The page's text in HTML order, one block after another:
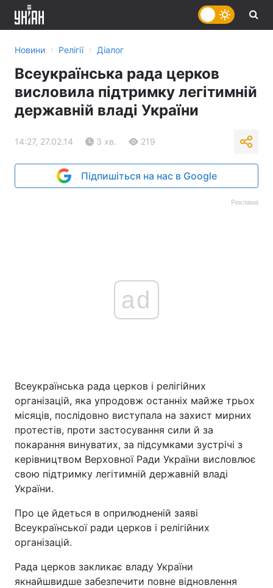
Новини › Релігії › Діалог
Всеукраїнська рада церков
висловила підтримку легітимній
державній владі України
14:27, 27.02.14 3 хв. 219
Підпишіться на нас в Google
Реклама
ad
Всеукраїнська рада церков і релігійних
організацій, яка упродовж останніх майже трьох
місяців, послідовно виступала на захист мирних
протестів, проти застосування сили й за
покарання винуватих, за підсумками зустрічі з
керівництвом Верховної Ради України висловлює
свою підтримку легітимній державній владі
України.
Про це йдеться в оприлюдненій заяві
Всеукраїнської ради церков і релігійних
організацій.
Рада церков закликає владу України
якнайшвидше забезпечити повне відновлення